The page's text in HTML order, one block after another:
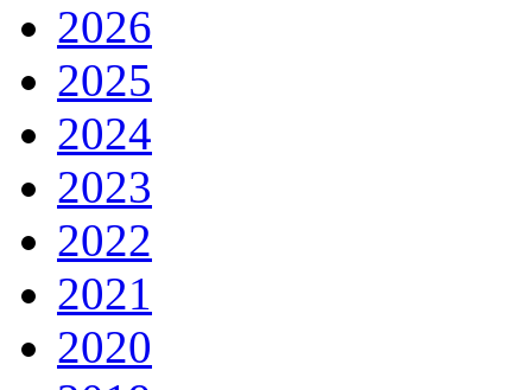
2026
2025
2024
2023
2022
2021
2020